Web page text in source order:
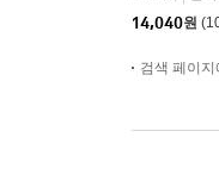
14,040원
검색 페이